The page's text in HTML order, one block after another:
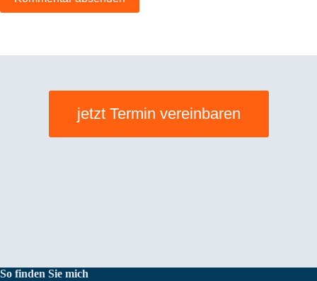
jetzt Termin vereinbaren
So finden Sie mich